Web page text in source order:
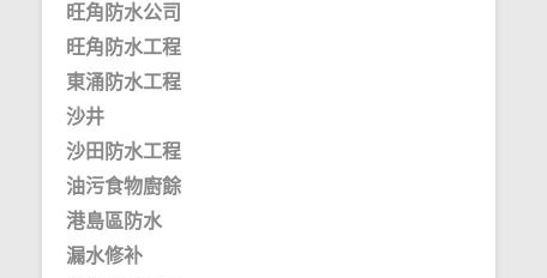
旺角防水公司
旺角防水工程
東涌防水工程
沙井
沙田防水工程
油污食物廚餘
港島區防水
漏水修补